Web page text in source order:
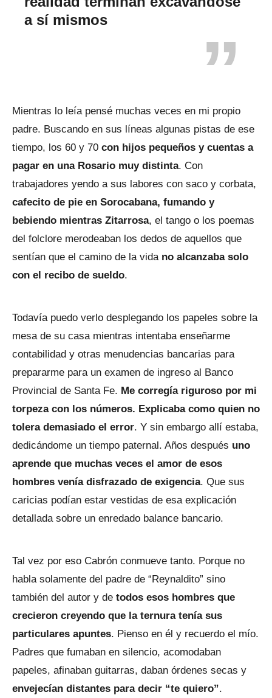
a sí mismos
Mientras lo leía pensé muchas veces en mi propio
padre. Buscando en sus líneas algunas pistas de ese
tiempo, los 60 y 70 con hijos pequeños y cuentas a
pagar en una Rosario muy distinta. Con
trabajadores yendo a sus labores con saco y corbata,
cafecito de pie en Sorocabana, fumando y
bebiendo mientras Zitarrosa, el tango o los poemas
del folclore merodeaban los dedos de aquellos que
sentían que el camino de la vida no alcanzaba solo
con el recibo de sueldo.
Todavía puedo verlo desplegando los papeles sobre la
mesa de su casa mientras intentaba enseñarme
contabilidad y otras menudencias bancarias para
prepararme para un examen de ingreso al Banco
Provincial de Santa Fe. Me corregía riguroso por mi
torpeza con los números. Explicaba como quien no
tolera demasiado el error. Y sin embargo allí estaba,
dedicándome un tiempo paternal. Años después uno
aprende que muchas veces el amor de esos
hombres venía disfrazado de exigencia. Que sus
caricias podían estar vestidas de esa explicación
detallada sobre un enredado balance bancario.
Tal vez por eso Cabrón conmueve tanto. Porque no
habla solamente del padre de “Reynaldito” sino
también del autor y de todos esos hombres que
crecieron creyendo que la ternura tenía sus
particulares apuntes. Pienso en él y recuerdo el mío.
Padres que fumaban en silencio, acomodaban
papeles, afinaban guitarras, daban órdenes secas y
envejecían distantes para decir “te quiero”.